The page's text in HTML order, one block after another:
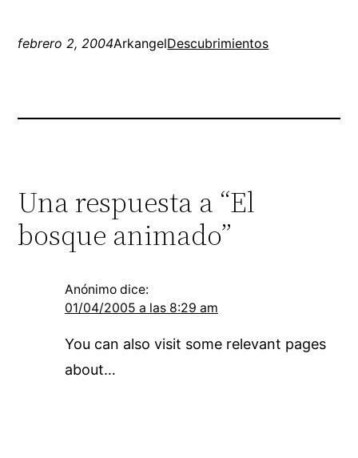
febrero 2, 2004ArkangelDescubrimientos
Una respuesta a “El
bosque animado”
Anónimo dice:
01/04/2005 a las 8:29 am
You can also visit some relevant pages
about…